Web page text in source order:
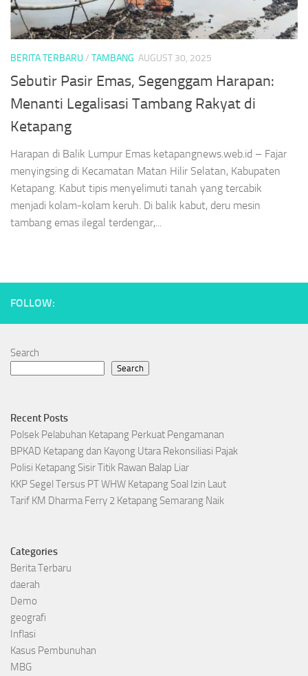
BERITA TERBARU / TAMBANG AUGUST 30, 2025
Sebutir Pasir Emas, Segenggam Harapan:
Menanti Legalisasi Tambang Rakyat di
Ketapang
Harapan di Balik Lumpur Emas ketapangnews.web.id – Fajar
menyingsing di Kecamatan Matan Hilir Selatan, Kabupaten
Ketapang. Kabut tipis menyelimuti tanah yang tercabik
menjadi kolam-kolam keruh. Di balik kabut, deru mesin
tambang emas ilegal terdengar,...
FOLLOW:
Search
Search
Recent Posts
Polsek Pelabuhan Ketapang Perkuat Pengamanan
BPKAD Ketapang dan Kayong Utara Rekonsiliasi Pajak
Polisi Ketapang Sisir Titik Rawan Balap Liar
KKP Segel Tersus PT WHW Ketapang Soal Izin Laut
Tarif KM Dharma Ferry 2 Ketapang Semarang Naik
Categories
Berita Terbaru
daerah
Demo
geografi
Inflasi
Kasus Pembunuhan
MBG